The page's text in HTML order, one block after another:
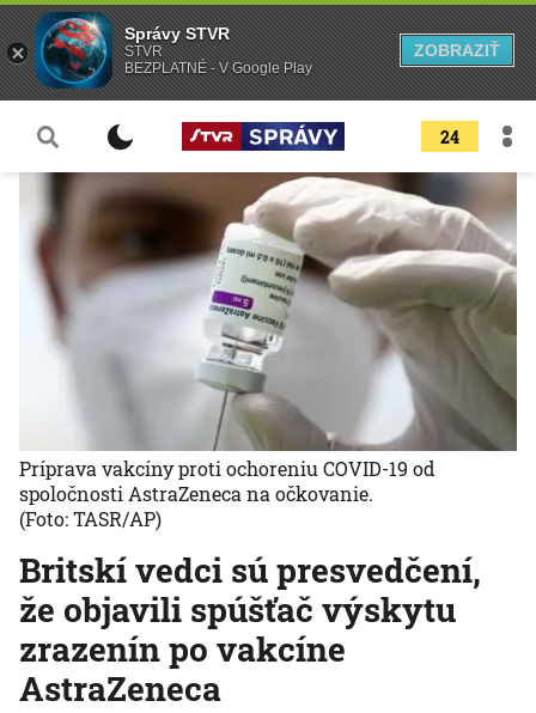
24
Britskí vedci sú presvedčení,
že objavili spúšťač výskytu
zrazenín po vakcíne
AstraZeneca
Príprava vakcíny proti ochoreniu COVID-19 od
spoločnosti AstraZeneca na očkovanie.
(Foto: TASR/AP)
Správy STVR
STVR
BEZPLATNÉ - V Google Play
ZOBRAZIŤ